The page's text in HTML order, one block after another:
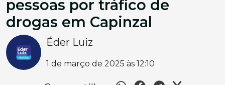
pessoas por tráfico de
drogas em Capinzal
Éder Luiz
1 de março de 2025 às 12:10